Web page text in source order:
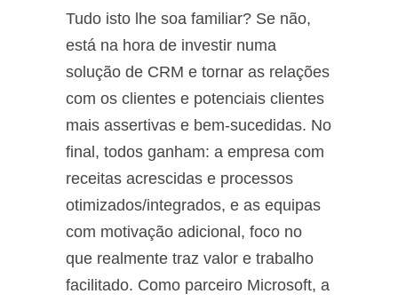
Tudo isto lhe soa familiar? Se não,
está na hora de investir numa
solução de CRM e tornar as relações
com os clientes e potenciais clientes
mais assertivas e bem-sucedidas. No
final, todos ganham: a empresa com
receitas acrescidas e processos
otimizados/integrados, e as equipas
com motivação adicional, foco no
que realmente traz valor e trabalho
facilitado. Como parceiro Microsoft, a